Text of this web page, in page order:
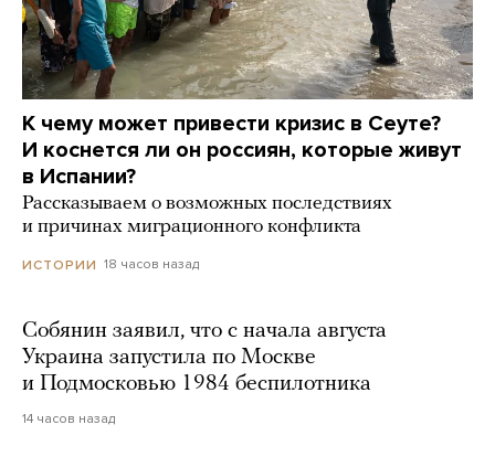
К чему может привести кризис в Сеуте?
И коснется ли он россиян, которые живут
в Испании?
Рассказываем о возможных последствиях
и причинах миграционного конфликта
ИСТОРИИ 18 часов назад
Собянин заявил, что с начала августа
Украина запустила по Москве
и Подмосковью 1984 беспилотника
14 часов назад